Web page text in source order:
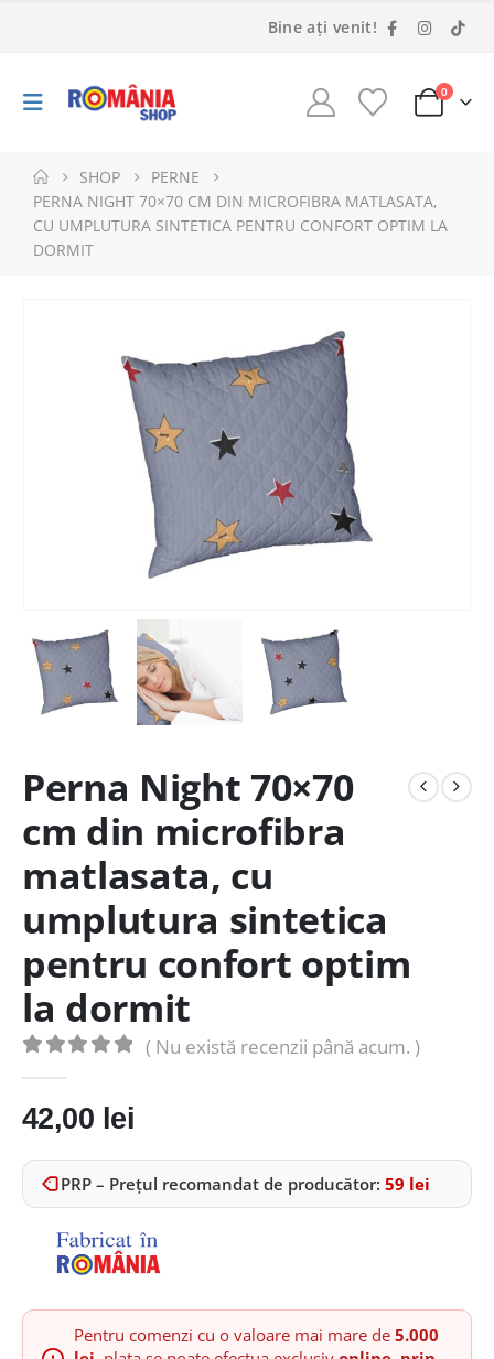
Bine ați venit!
0
SHOP
PERNE
PERNA NIGHT 70×70 CM DIN MICROFIBRA MATLASATA,
CU UMPLUTURA SINTETICA PENTRU CONFORT OPTIM LA
DORMIT
Perna Night 70×70
cm din microfibra
matlasata, cu
umplutura sintetica
pentru confort optim
la dormit
( Nu există recenzii până acum. )
42,00 lei
PRP – Prețul recomandat de producător: 59 lei
Pentru comenzi cu o valoare mai mare de 5.000